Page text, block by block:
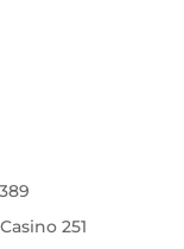
251